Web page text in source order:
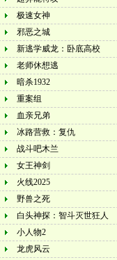
极速女神
邪恶之城
新逃学威龙：卧底高校
老师休想逃
暗杀1932
重案组
血亲兄弟
冰路营救：复仇
战斗吧木兰
女王神剑
火线2025
野兽之死
白头神探：智斗灭世狂人
小人物2
龙虎风云